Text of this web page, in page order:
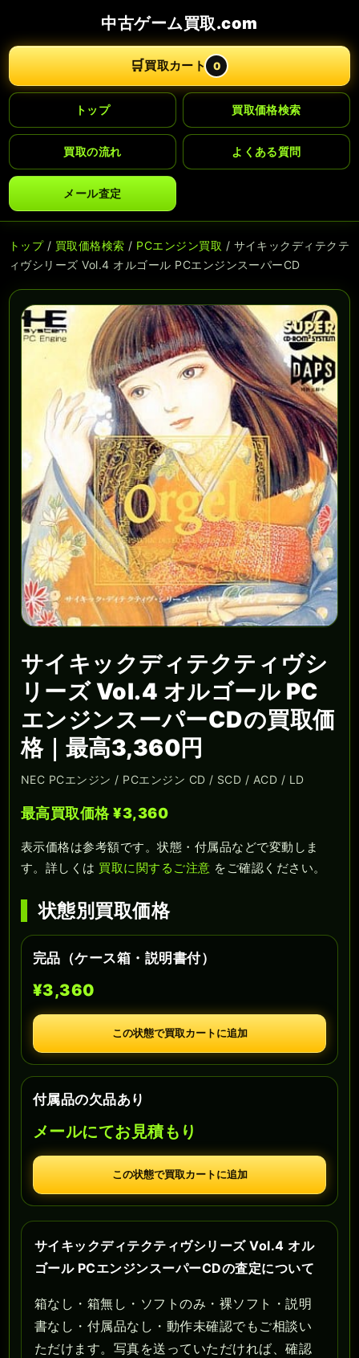
中古ゲーム買取.com
🛒買取カート 0
トップ 買取価格検索
買取の流れ よくある質問
メール査定
トップ/ 買取価格検索 / PCエンジン買取 / サイキックディテクテ
ィヴシリーズ Vol.4 オルゴール PCエンジンスーパーCD
サイキックディテクティヴシ
リーズ Vol.4 オルゴール PC
エンジンスーパーCDの買取価
格｜最高3,360円
NEC PCエンジン / PCエンジン CD / SCD / ACD / LD
最高買取価格 ¥3,360
表示価格は参考額です。状態・付属品などで変動しま
す。詳しくは 買取に関するご注意 をご確認ください。
状態別買取価格
完品（ケース箱・説明書付）
¥3,360
この状態で買取カートに追加
付属品の欠品あり
メールにてお見積もり
この状態で買取カートに追加
サイキックディテクティヴシリーズ Vol.4 オル
ゴール PCエンジンスーパーCDの査定について
箱なし・箱無し・ソフトのみ・裸ソフト・説明
書なし・付属品なし・動作未確認でもご相談い
ただけます。写真を送っていただければ、確認